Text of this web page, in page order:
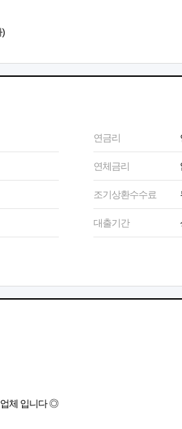
)
연금리
연체금리
조기상환수수료
대출기간
체 입니다 ◎